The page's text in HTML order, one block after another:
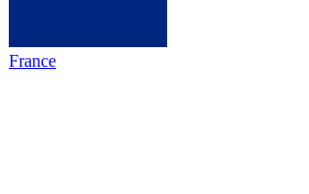
France